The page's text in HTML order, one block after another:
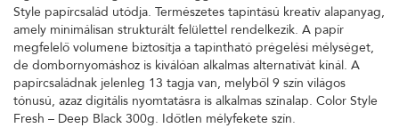
Style papírcsalád utódja. Természetes tapintású kreatív alapanyag,
amely minimálisan strukturált felülettel rendelkezik. A papír
megfelelő volumene biztosítja a tapintható prégelési mélységet,
de dombornyomáshoz is kiválóan alkalmas alternatívát kínál. A
papírcsaládnak jelenleg 13 tagja van, melyből 9 szín világos
tónusú, azaz digitális nyomtatásra is alkalmas színalap. Color Style
Fresh – Deep Black 300g. Időtlen mélyfekete szín.